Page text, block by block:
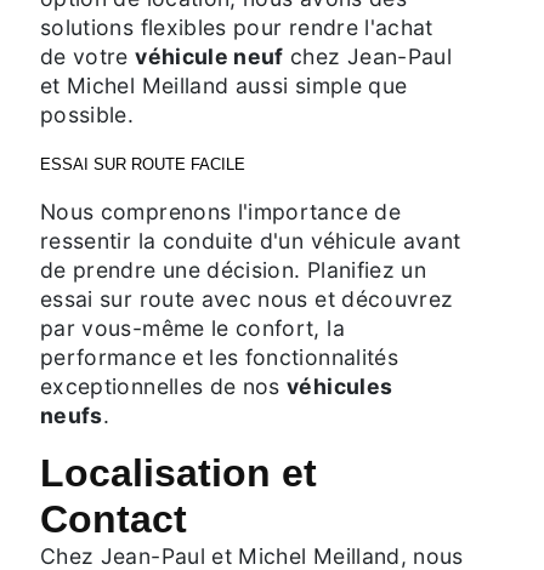
solutions flexibles pour rendre l'achat
de votrevéhicule neuf chez Jean-Paul
et Michel Meilland aussi simple que
possible.
ESSAI SUR ROUTE FACILE
Nous comprenons l'importance de
ressentir la conduite d'un véhicule avant
de prendre une décision. Planifiez un
essai sur route avec nous et découvrez
par vous-même le confort, la
performance et les fonctionnalités
exceptionnelles de nosvéhicules
neufs.
Localisation et
Contact
Chez Jean-Paul et Michel Meilland, nous